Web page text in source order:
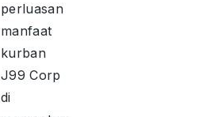
perluasan
manfaat
kurban
J99 Corp
di